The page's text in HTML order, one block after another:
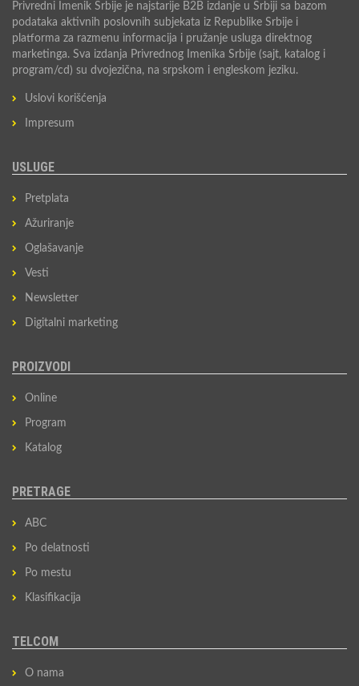
Privredni Imenik Srbije je najstarije B2B izdanje u Srbiji sa bazom
podataka aktivnih poslovnih subjekata iz Republike Srbije i
platforma za razmenu informacija i pružanje usluga direktnog
marketinga. Sva izdanja Privrednog Imenika Srbije (sajt, katalog i
program/cd) su dvojezična, na srpskom i engleskom jeziku.
Uslovi korišćenja
Impresum
USLUGE
Pretplata
Ažuriranje
Oglašavanje
Vesti
Newsletter
Digitalni marketing
PROIZVODI
Online
Program
Katalog
PRETRAGE
ABC
Po delatnosti
Po mestu
Klasifikacija
TELCOM
O nama